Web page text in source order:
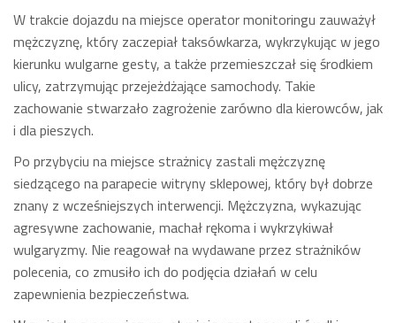
W trakcie dojazdu na miejsce operator monitoringu zauważył
mężczyznę, który zaczepiał taksówkarza, wykrzykując w jego
kierunku wulgarne gesty, a także przemieszczał się środkiem
ulicy, zatrzymując przejeżdżające samochody. Takie
zachowanie stwarzało zagrożenie zarówno dla kierowców, jak
i dla pieszych.
Po przybyciu na miejsce strażnicy zastali mężczyznę
siedzącego na parapecie witryny sklepowej, który był dobrze
znany z wcześniejszych interwencji. Mężczyzna, wykazując
agresywne zachowanie, machał rękoma i wykrzykiwał
wulgaryzmy. Nie reagował na wydawane przez strażników
polecenia, co zmusiło ich do podjęcia działań w celu
zapewnienia bezpieczeństwa.